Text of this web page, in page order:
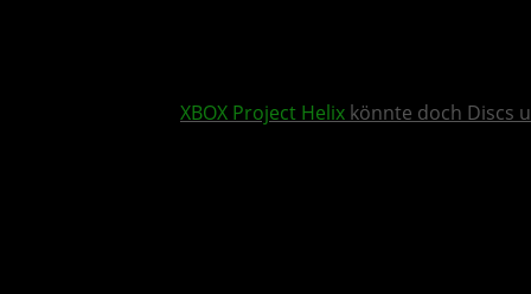
XBOX Project Helix könnte doch Discs